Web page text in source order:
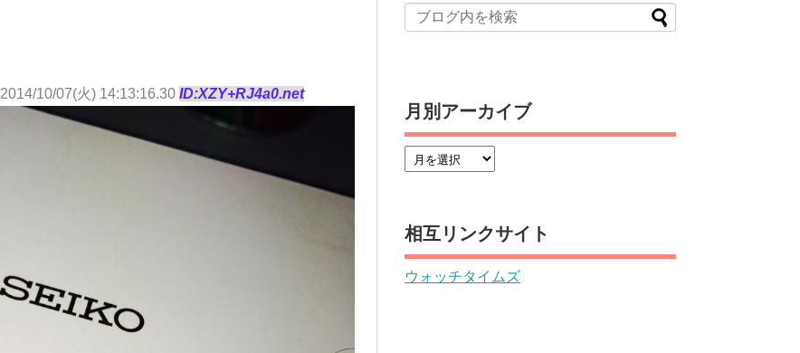
2014/10/07(火) 14:13:16.30 ID:XZY+RJ4a0.net
月別アーカイブ
相互リンクサイト
ウォッチタイムズ